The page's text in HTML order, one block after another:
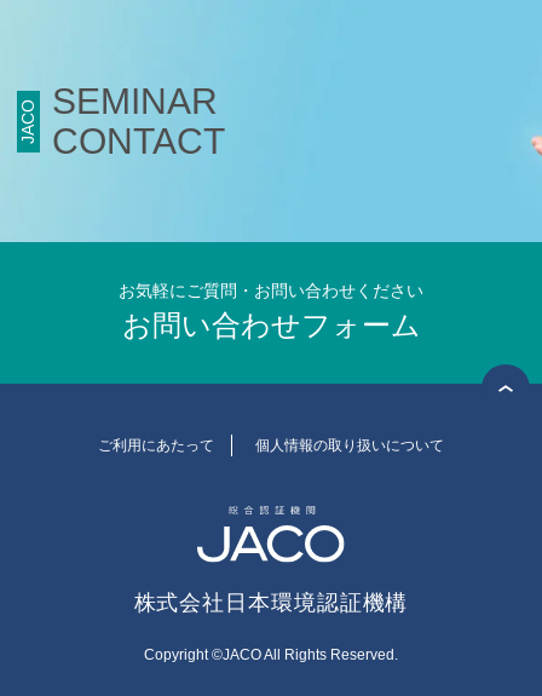
JACO SEMINAR
CONTACT
お気軽にご質問・お問い合わせください
お問い合わせフォーム
ご利用にあたって 個人情報の取り扱いについて
株式会社日本環境認証機構
Copyright ©JACO All Rights Reserved.